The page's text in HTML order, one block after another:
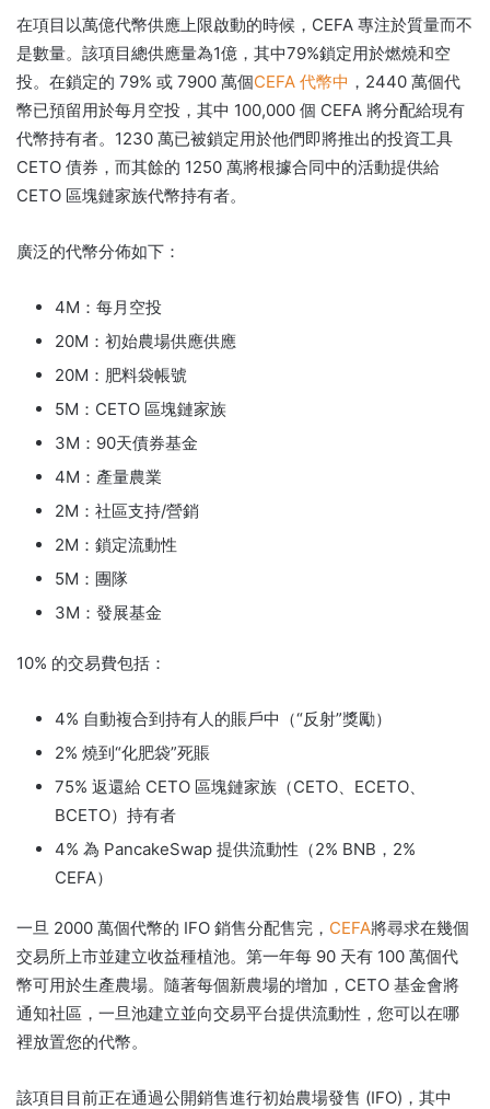
在項目以萬億代幣供應上限啟動的時候，CEFA 專注於質量而不
是數量。 該項目總供應量為1億，其中79%鎖定用於燃燒和空
投。 在鎖定的 79% 或 7900 萬個CEFA 代幣中 ，2440 萬個代
幣已預留用於每月空投，其中 100,000 個 CEFA 將分配給現有
代幣持有者。 1230 萬已被鎖定用於他們即將推出的投資工具
CETO 債券，而其餘的 1250 萬將根據合同中的活動提供給
CETO 區塊鏈家族代幣持有者。
廣泛的代幣分佈如下：
4M：每月空投
20M：初始農場供應供應
20M：肥料袋帳號
5M：CETO 區塊鏈家族
3M：90天債券基金
4M：產量農業
2M：社區支持/營銷
2M：鎖定流動性
5M：團隊
3M：發展基金
10% 的交易費包括：
4% 自動複合到持有人的賬戶中（“反射”獎勵）
2% 燒到“化肥袋”死賬
75% 返還給 CETO 區塊鏈家族（CETO、ECETO、
BCETO）持有者
4% 為 PancakeSwap 提供流動性（2% BNB，2%
CEFA）
一旦 2000 萬個代幣的 IFO 銷售分配售完， CEFA將尋求在幾個
交易所上市並建立收益種植池。 第一年每 90 天有 100 萬個代
幣可用於生產農場。 隨著每個新農場的增加，CETO 基金會將
通知社區，一旦池建立並向交易平台提供流動性，您可以在哪
裡放置您的代幣。
該項目目前正在通過公開銷售進行初始農場發售 (IFO)，其中